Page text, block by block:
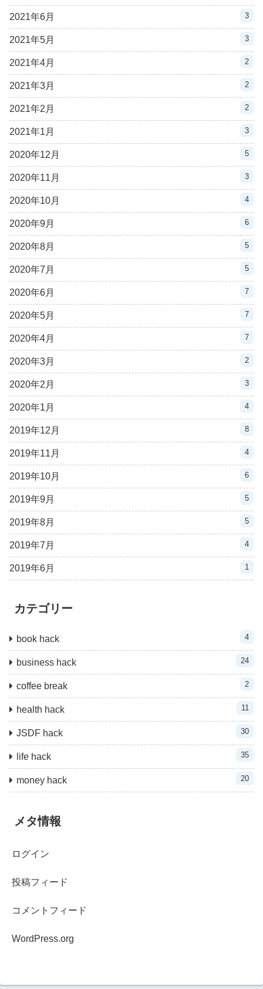
2021年6月 3
2021年5月 3
2021年4月 2
2021年3月 2
2021年2月 2
2021年1月 3
2020年12月 5
2020年11月 3
2020年10月 4
2020年9月 6
2020年8月 5
2020年7月 5
2020年6月 7
2020年5月 7
2020年4月 7
2020年3月 2
2020年2月 3
2020年1月 4
2019年12月 8
2019年11月 4
2019年10月 6
2019年9月 5
2019年8月 5
2019年7月 4
2019年6月 1
カテゴリー
book hack 4
business hack 24
coffee break 2
health hack 11
JSDF hack 30
life hack 35
money hack 20
メタ情報
ログイン
投稿フィード
コメントフィード
WordPress.org